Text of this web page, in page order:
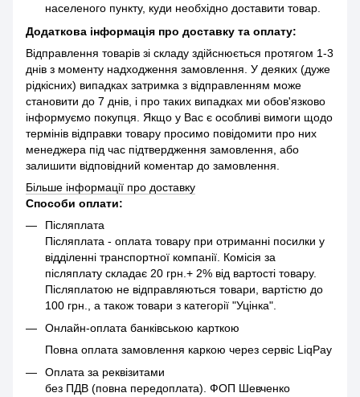
населеного пункту, куди необхідно доставити товар.
Додаткова інформація про доставку та оплату:
Відправлення товарів зі складу здійснюється протягом 1-3
днів з моменту надходження замовлення. У деяких (дуже
рідкісних) випадках затримка з відправленням може
становити до 7 днів, і про таких випадках ми обов'язково
інформуємо покупця. Якщо у Вас є особливі вимоги щодо
термінів відправки товару просимо повідомити про них
менеджера під час підтвердження замовлення, або
залишити відповідний коментар до замовлення.
Більше інформації про доставку
Способи оплати:
Післяплата
Післяплата - оплата товару при отриманні посилки у
відділенні транспортної компанії. Комісія за
післяплату складає 20 грн.+ 2% від вартості товару.
Післяплатою не відправляються товари, вартістю до
100 грн., а також товари з категорії "Уцінка".
Онлайн-оплата банківською карткою
Повна оплата замовлення каркою через сервіс LiqPay
Оплата за реквізитами
без ПДВ (повна передоплата). ФОП Шевченко